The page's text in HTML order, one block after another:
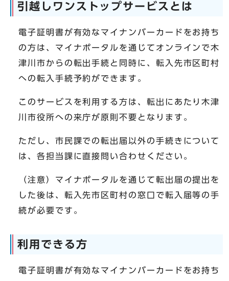
引越しワンストップサービスとは
電子証明書が有効なマイナンバーカードをお持ち
の方は、マイナポータルを通じてオンラインで木
津川市からの転出手続と同時に、転入先市区町村
への転入手続予約ができます。
このサービスを利用する方は、転出にあたり木津
川市役所への来庁が原則不要となります。
ただし、市民課での転出届以外の手続きについて
は、各担当課に直接問い合わせください。
（注意）マイナポータルを通じて転出届の提出を
した後は、転入先市区町村の窓口で転入届等の手
続が必要です。
利用できる方
電子証明書が有効なマイナンバーカードをお持ち